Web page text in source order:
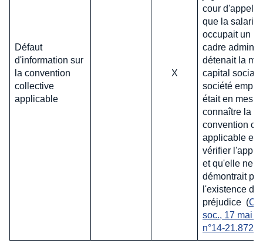
Défaut
d'information sur
la convention
collective
applicable
X
cour d'appel,
que la
occupait un
cadre
détenait la
capital social
société
était en
connaître la
convention
applicable et
vérifier
et qu'elle ne
démontrait
l'existence
préjudice (
soc., 17 mai
n°14-21.872